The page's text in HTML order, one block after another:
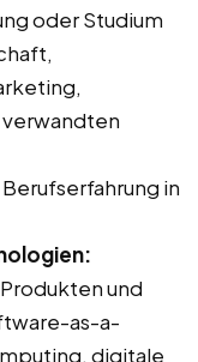
oder Studium
in
und
as-a-
digitale